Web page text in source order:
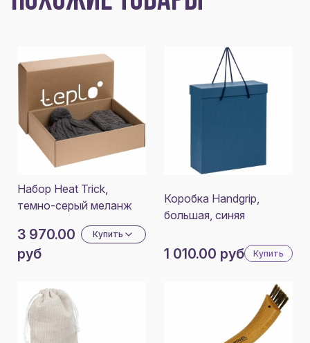
Набор Heat Trick,
темно-серый меланж
3 970.00
руб
Купить
Коробка Handgrip,
большая, синяя
1 010.00 руб Купить